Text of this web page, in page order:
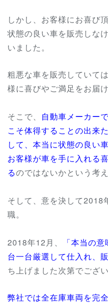
しかし、お客様にお喜び
状態の良い車を販売しな
いました。
粗悪な車を販売していて
様に喜びやご満足をお届
そこで、 自動車メーカー
こそ体得することの出来
して、本当に状態の良い
お客様が車を手に入れる
るのではないかという考
そして、意を決して2018
職。
2018年12月、
「本当の
台一台厳選して仕入れ、
ち上げました次第でござい
弊社では全在庫車両を完